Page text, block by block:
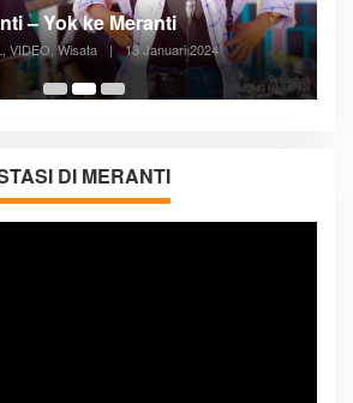
05:08
Semua Siklus Hidup
VIDEO 27 Desember 2023
DI MERANTI